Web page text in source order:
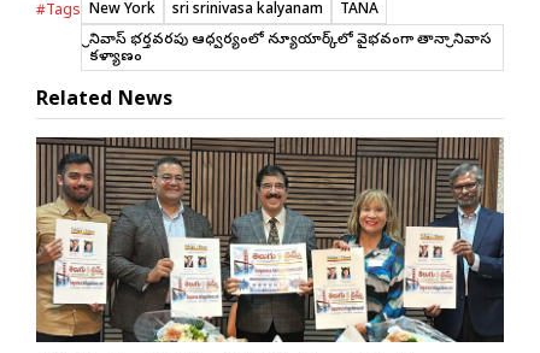
#Tags New York sri srinivasa kalyanam
TANA
శ్రీనివాస్‌ భర్తవరపు ఆధ్వర్యంలో న్యూయార్క్‌లో వైభవంగా తానా శ్రీనివాస
కళ్యాణం
Related News